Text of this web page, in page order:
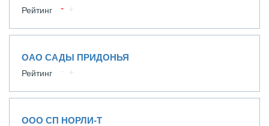
Рейтинг
ОАО САДЫ ПРИДОНЬЯ
Рейтинг
ООО СП НОРЛИ-Т